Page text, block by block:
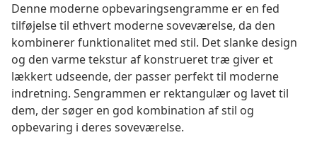
Denne moderne opbevaringsengramme er en fed
tilføjelse til ethvert moderne soveværelse, da den
kombinerer funktionalitet med stil. Det slanke design
og den varme tekstur af konstrueret træ giver et
lækkert udseende, der passer perfekt til moderne
indretning. Sengrammen er rektangulær og lavet til
dem, der søger en god kombination af stil og
opbevaring i deres soveværelse.